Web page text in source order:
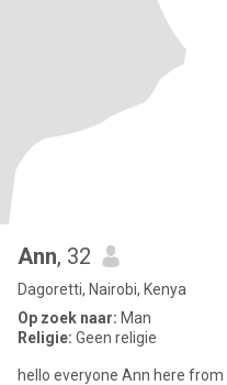
Ann, 32
Dagoretti, Nairobi, Kenya
Op zoek naar: Man
Religie: Geen religie
hello everyone Ann here